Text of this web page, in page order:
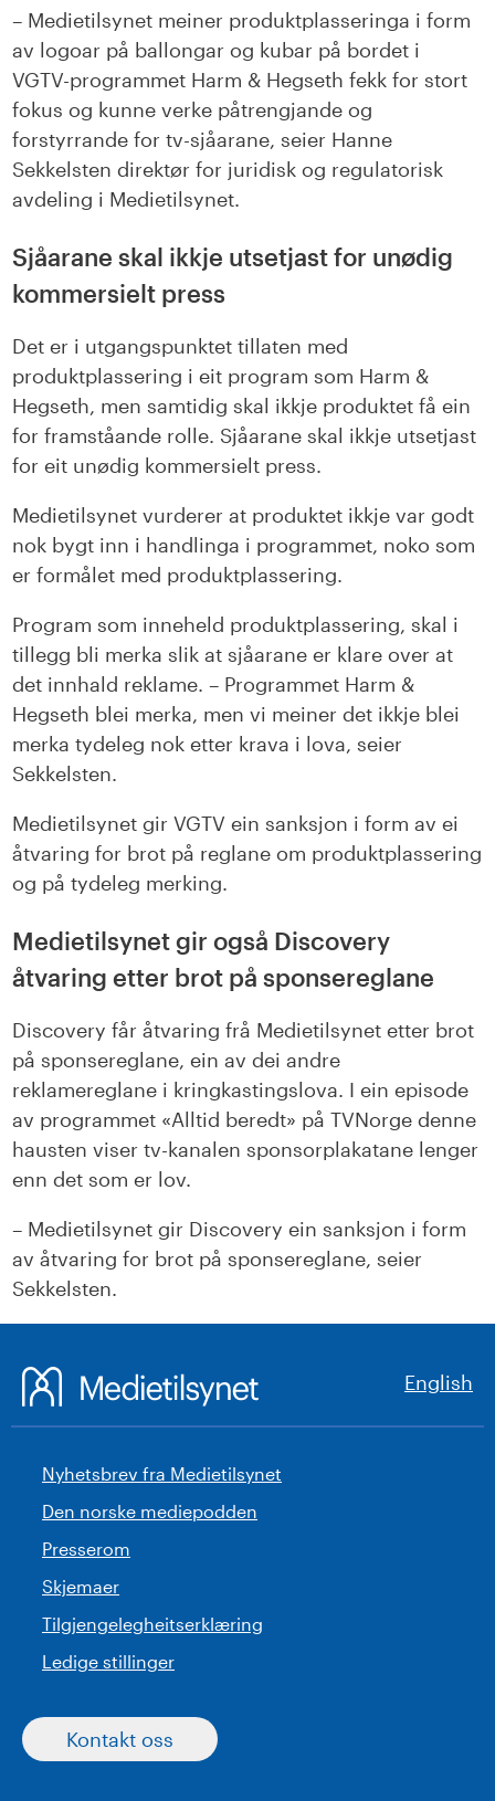
– Medietilsynet meiner produktplasseringa i form
av logoar på ballongar og kubar på bordet i
VGTV-programmet Harm & Hegseth fekk for stort
fokus og kunne verke påtrengjande og
forstyrrande for tv-sjåarane, seier Hanne
Sekkelsten direktør for juridisk og regulatorisk
avdeling i Medietilsynet.
Sjåarane skal ikkje utsetjast for unødig
kommersielt press
Det er i utgangspunktet tillaten med
produktplassering i eit program som Harm &
Hegseth, men samtidig skal ikkje produktet få ein
for framståande rolle. Sjåarane skal ikkje utsetjast
for eit unødig kommersielt press.
Medietilsynet vurderer at produktet ikkje var godt
nok bygt inn i handlinga i programmet, noko som
er formålet med produktplassering.
Program som inneheld produktplassering, skal i
tillegg bli merka slik at sjåarane er klare over at
det innhald reklame. – Programmet Harm &
Hegseth blei merka, men vi meiner det ikkje blei
merka tydeleg nok etter krava i lova, seier
Sekkelsten.
Medietilsynet gir VGTV ein sanksjon i form av ei
åtvaring for brot på reglane om produktplassering
og på tydeleg merking.
Medietilsynet gir også Discovery
åtvaring etter brot på sponsereglane
Discovery får åtvaring frå Medietilsynet etter brot
på sponsereglane, ein av dei andre
reklamereglane i kringkastingslova. I ein episode
av programmet «Alltid beredt» på TVNorge denne
hausten viser tv-kanalen sponsorplakatane lenger
enn det som er lov.
– Medietilsynet gir Discovery ein sanksjon i form
av åtvaring for brot på sponsereglane, seier
Sekkelsten.
English
Nyhetsbrev fra Medietilsynet
Den norske mediepodden
Presserom
Skjemaer
Tilgjengelegheitserklæring
Ledige stillinger
Kontakt oss